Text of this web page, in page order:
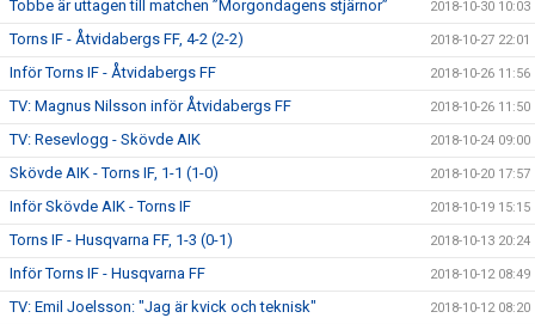
Tobbe är uttagen till matchen ”Morgondagens stjärnor” 2018-10-30 10:03
Torns IF - Åtvidabergs FF, 4-2 (2-2) 2018-10-27 22:01
Inför Torns IF - Åtvidabergs FF 2018-10-26 11:56
TV: Magnus Nilsson inför Åtvidabergs FF 2018-10-26 11:50
TV: Resevlogg - Skövde AIK 2018-10-24 09:00
Skövde AIK - Torns IF, 1-1 (1-0) 2018-10-20 17:57
Inför Skövde AIK - Torns IF 2018-10-19 15:15
Torns IF - Husqvarna FF, 1-3 (0-1) 2018-10-13 20:24
Inför Torns IF - Husqvarna FF 2018-10-12 08:49
TV: Emil Joelsson: "Jag är kvick och teknisk" 2018-10-12 08:20